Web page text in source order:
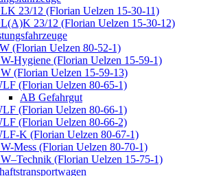
23/12 (Florian Uelzen 15-30-11)
23/12 (Florian Uelzen 15-30-12)
(Florian Uelzen 80-52-1)
Hygiene (Florian Uelzen 15-59-1)
(Florian Uelzen 15-59-13)
(Florian Uelzen 80-65-1)
AB Gefahrgut
(Florian Uelzen 80-66-1)
(Florian Uelzen 80-66-2)
K (Florian Uelzen 80-67-1)
Mess (Florian Uelzen 80-70-1)
(Florian Uelzen 15-75-1)